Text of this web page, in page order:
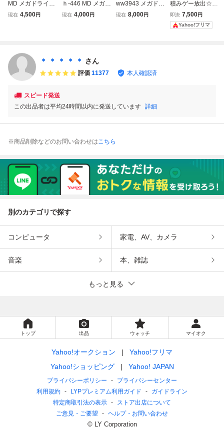
MD メガドライブ
ヴィクセン357 VI
現在 4,500円
ｈ-446 MD メガド
ライブ ヴィクセン
現在 4,000円
ww3943 メガドラ
イブ ヴィクセン3
現在 8,000円
積みゲー放出☆メ
ガドライブ専用ソ
フト ヴィクセン3
57 VIXEN357 マ
即決 7,500円
Yahoo!フリマ
＊ ＊ ＊ ＊ ＊ さん
評価 11377 本人確認済
スピード発送
この出品者は平均24時間以内に発送しています 詳細
※商品削除などのお問い合わせはこちら
別のカテゴリで探す
コンピュータ 家電、AV、カメラ
音楽 本、雑誌
もっと見る
トップ 出品 ウォッチ マイオク
Yahoo!オークション
Yahoo!フリマ
Yahoo!ショッピング
Yahoo! JAPAN
プライバシーポリシー
プライバシーセンター
利用規約
LYPプレミアム利用ガイド
ガイドライン
特定商取引法の表示
ストア出店について
ご意見・ご要望
ヘルプ・お問い合わせ
© LY Corporation